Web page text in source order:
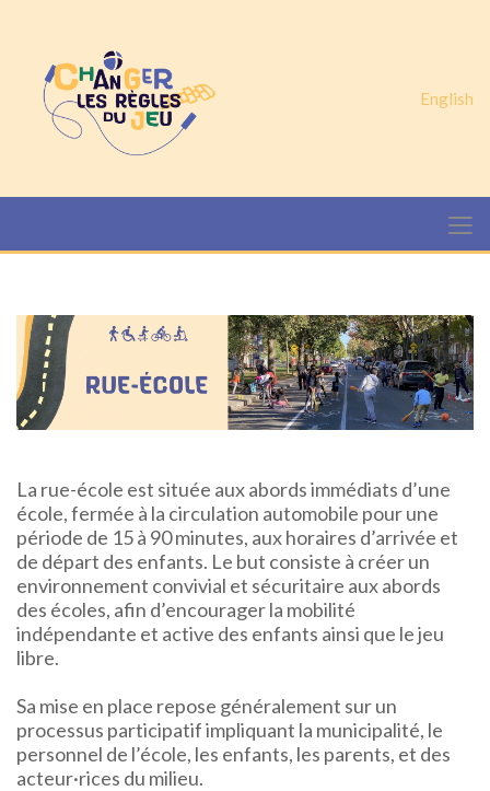
English
La rue-école est située aux abords immédiats d’une
école, fermée à la circulation automobile pour une
période de 15 à 90 minutes, aux horaires d’arrivée et
de départ des enfants. Le but consiste à créer un
environnement convivial et sécuritaire aux abords
des écoles, afin d’encourager la mobilité
indépendante et active des enfants ainsi que le jeu
libre.
Sa mise en place repose généralement sur un
processus participatif impliquant la municipalité, le
personnel de l’école, les enfants, les parents, et des
acteur·rices du milieu.